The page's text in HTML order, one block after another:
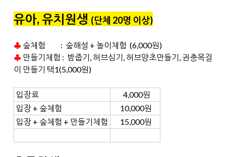
유아, 유치원생 (단체 20명 이상)
♣ 숲체험 : 숲해설 + 놀이체험 (6,000원)
♣ 만들기체험 : 밤줍기, 허브심기,허브양초만들기, 권충목걸
이 만들기 택1(5,000원)
입장료
4,000원
입장 + 숲체험
10,000원
입장 + 숲체험 + 만들기체험
15,000원